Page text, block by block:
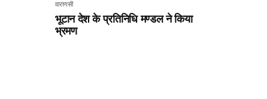
वाराणसी
भूटान देश के प्रतिनिधि मण्डल ने किया
भ्रमण